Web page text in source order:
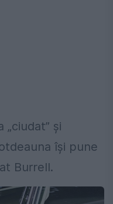
„ciudat” și
își pune
Burrell.